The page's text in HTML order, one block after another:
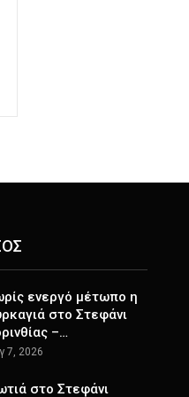
ενεργό μέτωπο η
στο Στεφάνι
–…
7, 2026
στο Στεφάνι